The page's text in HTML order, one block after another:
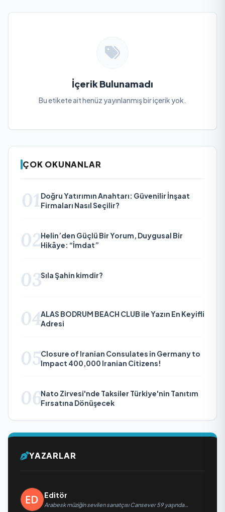
İçerik Bulunamadı
Bu etikete ait henüz yayınlanmış bir içerik yok.
ÇOK OKUNANLAR
01 Doğru Yatırımın Anahtarı: Güvenilir İnşaat
Firmaları Nasıl Seçilir?
02Helin’den Güçlü Bir Yorum, Duygusal Bir
Hikâye: “İmdat”
03Sıla Şahin kimdir?
04ALAS BODRUM BEACH CLUB ile Yazın En Keyifli
Adresi
05Closure of Iranian Consulates in Germany to
Impact 400,000 Iranian Citizens!
06Nato Zirvesi'nde Taksiler Türkiye'nin Tanıtım
Fırsatına Dönüşecek
YAZARLAR
Editör
Arabesk müziğin sevilen sanatçısı Cansever 59 yaşında